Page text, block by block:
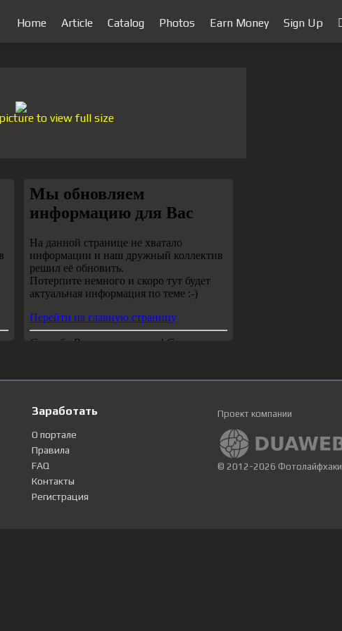
Home Article Catalog Photos Earn Money Sign Up
to view full size
Заработать
О портале
Правила
FAQ
Контакты
Регистрация
Проект компании
© 2012-2026 Фотолайфхаки